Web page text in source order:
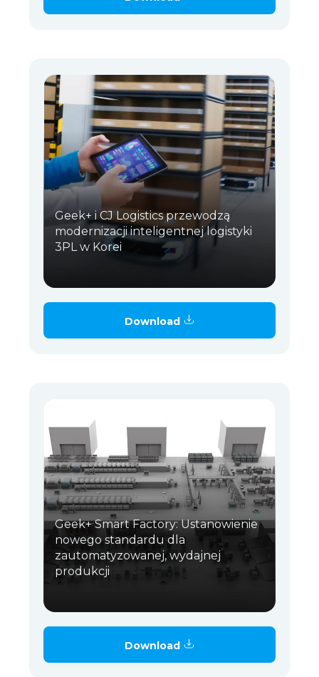
Geek+ i CJ Logistics przewodzą
modernizacji inteligentnej logistyki
3PL w Korei
Download
Geek+ Smart Factory: Ustanowienie
nowego standardu dla
zautomatyzowanej, wydajnej
produkcji
Download